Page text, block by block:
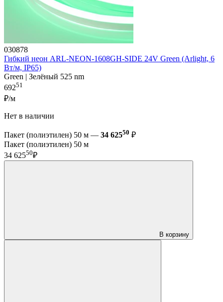
030878
Гибкий неон ARL-NEON-1608GH-SIDE 24V Green (Arlight, 6
Вт/м, IP65)
Green | Зелёный 525 nm
69251
₽/м
Нет в наличии
Пакет (полиэтилен) 50 м — 34 62550 ₽
Пакет (полиэтилен) 50 м
34 62550₽
В корзину